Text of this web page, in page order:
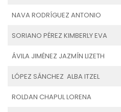
NAVA RODRÍGUEZ ANTONIO
SORIANO PÉREZ KIMBERLY EVA
ÁVILA JIMÉNEZ JAZMÍN LIZETH
LÓPEZ SÁNCHEZ ALBA ITZEL
ROLDAN CHAPUL LORENA